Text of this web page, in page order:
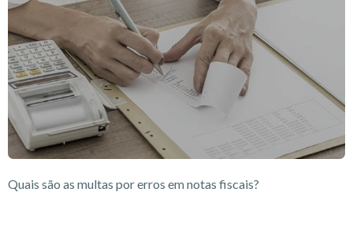
Quais são as multas por erros em notas fiscais?